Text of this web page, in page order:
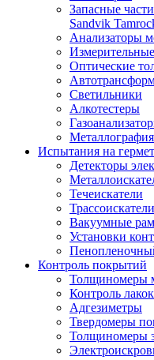
Запасные
Sandvik
Анализаторы
Оптические
Светильники
Алкотестеры
Испытания на
Детекторы
Течеискатели
Вакуумные
Установки
Контроль покрытий
Толщиномеры
Контроль
Адгезиметры
Твердомеры
Толщиномеры